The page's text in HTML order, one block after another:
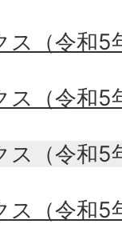
ス（令和5
ス（令和5
ス（令和5
ス（令和5